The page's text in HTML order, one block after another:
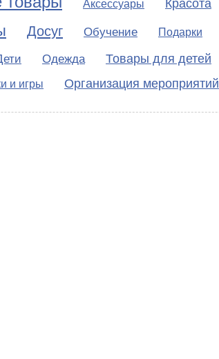
Аксессуары Красота
Досуг Обучение Подарки
Одежда
Товары для детей
и игры Организация мероприятий